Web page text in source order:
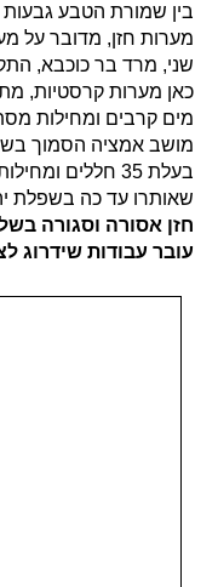
בין שמורת הטבע גבעות
מערות חזן, מדובר על
שני, מרד בר כוכבא,
כאן מערות קרסטיות,
מים קרבים ומחילות
בעלת 35 חללים
שאותרו עד כה בשפלת
חזן אסורה וסגורה
עובר עבודות שידרוג